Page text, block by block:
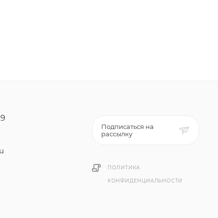
Подписаться на
рассылку
ПОЛИТИКА
КОНФИДЕНЦИАЛЬНОСТИ